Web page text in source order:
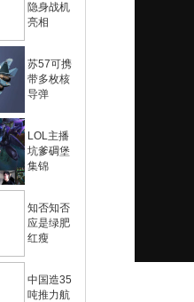
隐身战机
亮相
苏57可携
带多枚核
导弹
LOL主播
坑爹碉堡
集锦
知否知否
应是绿肥
红瘦
中国造35
吨推力航